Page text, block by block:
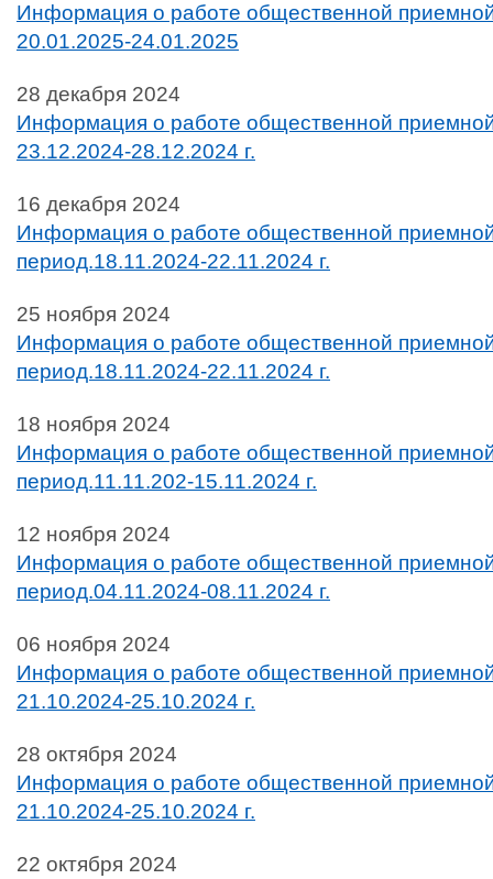
Информация о работе общественной
20.01.2025-24.01.2025
28 декабря 2024
Информация о работе общественной
23.12.2024-28.12.2024 г.
16 декабря 2024
Информация о работе общественной
период.18.11.2024-22.11.2024 г.
25 ноября 2024
Информация о работе общественной
период.18.11.2024-22.11.2024 г.
18 ноября 2024
Информация о работе общественной
период.11.11.202-15.11.2024 г.
12 ноября 2024
Информация о работе общественной
период.04.11.2024-08.11.2024 г.
06 ноября 2024
Информация о работе общественной
21.10.2024-25.10.2024 г.
28 октября 2024
Информация о работе общественной
21.10.2024-25.10.2024 г.
22 октября 2024